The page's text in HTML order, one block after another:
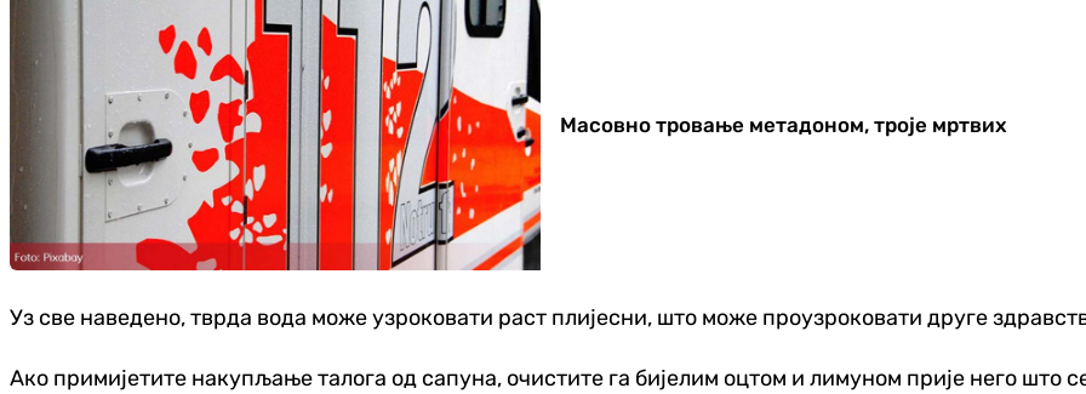
Масовно тровање метадоном, троје мртвих
Уз све наведено, тврда вода може узроковати раст плијесни, што може проузроковати друге
Ако примијетите накупљање талога од сапуна, очистите га бијелим оцтом и лимуном прије него што